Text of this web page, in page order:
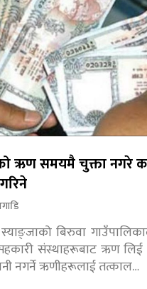
ऋण समयमै चुक्ता नगरे
बिरुवा
संस्थाहरूबाट ऋण
नगर्ने ऋणीहरूलाई तत्काल…